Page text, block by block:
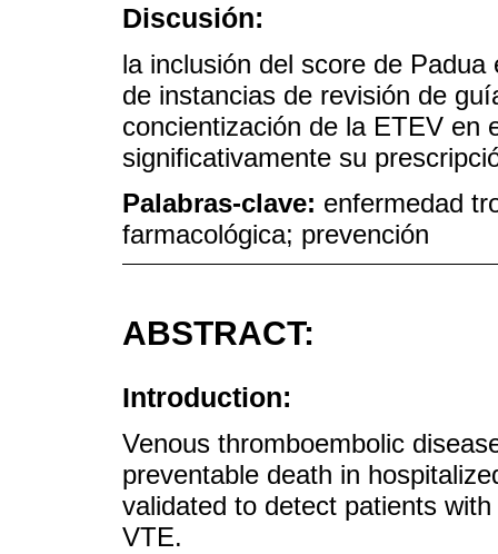
Discusión:
la inclusión del score de
de instancias de revisión de
concientización de la ETEV en
significativamente su
Palabras-clave: enfermedad
farmacológica; prevención
ABSTRACT:
Introduction:
Venous thromboembolic
preventable death in
validated to detect patients
VTE.